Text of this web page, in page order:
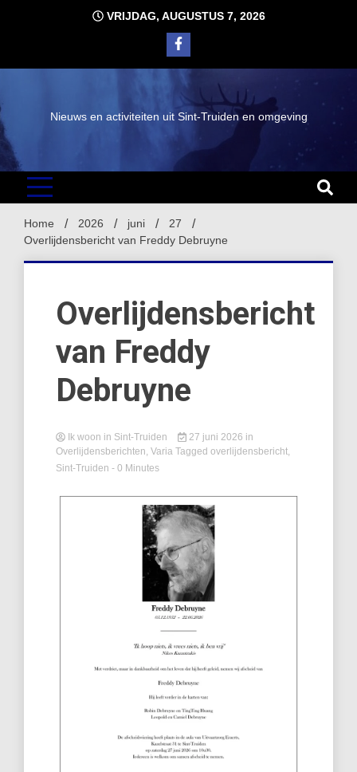
VRIJDAG, AUGUSTUS 7, 2026
Nieuws en activiteiten uit Sint-Truiden en omgeving
Home 2026 juni
27
Overlijdensbericht van Freddy Debruyne
Overlijdensbericht
van Freddy
Debruyne
Ik woon in Sint-Truiden 27 juni 2026 in
Overlijdensberichten, Varia Tagged overlijdensbericht,
Sint-Truiden - 0 Minutes